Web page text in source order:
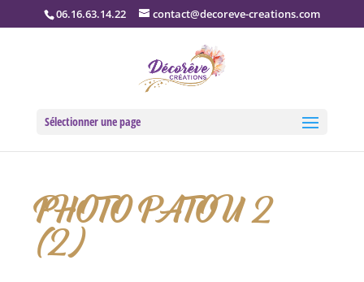
06.16.63.14.22 contact@decoreve-creations.com
Sélectionner une page
PHOTO PATOU 2
(2)